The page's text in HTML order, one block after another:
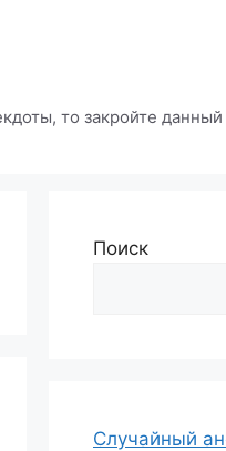
то закройте данный
Поиск
Случайный